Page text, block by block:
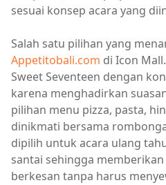
sesuai konsep acara yang
Salah satu pilihan yang
Appetitobali.com di Icon
Sweet Seventeen dengan
karena menghadirkan
pilihan menu pizza, pasta,
dinikmati bersama
dipilih untuk acara ulang
santai sehingga
berkesan tanpa harus